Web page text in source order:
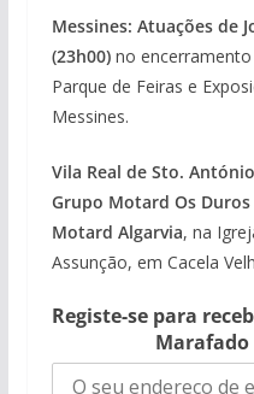
Messines: Atuações de
(23h00)no encerramento
Parque de Feiras e
Messines.
Vila Real de Sto.
Grupo Motard Os Duros
Motard Algarvia, na
Assunção, em Cacela
Registe-se para
Marafado